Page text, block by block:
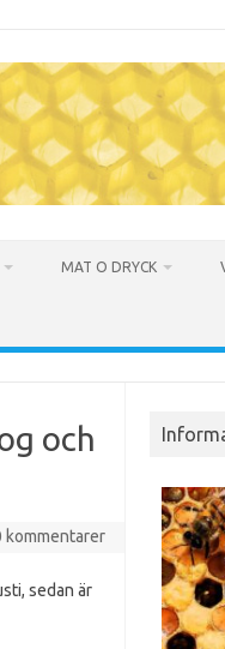
MAT O DRYCK
och
kommentarer
sedan är